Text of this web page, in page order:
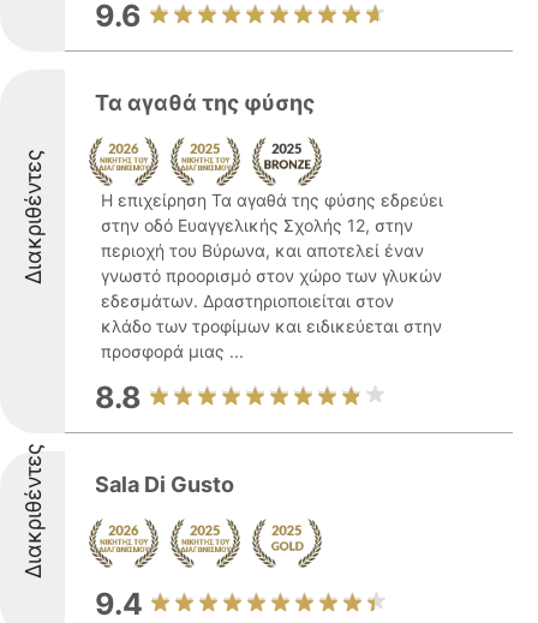
9.6
Διακριθέντες
Τα αγαθά της φύσης
Η επιχείρηση Τα αγαθά της φύσης εδρεύει
στην οδό Ευαγγελικής Σχολής 12, στην
περιοχή του Βύρωνα, και αποτελεί έναν
γνωστό προορισμό στον χώρο των γλυκών
εδεσμάτων. Δραστηριοποιείται στον
κλάδο των τροφίμων και ειδικεύεται στην
προσφορά μιας ...
8.8
Διακριθέντες Sala Di Gusto
9.4